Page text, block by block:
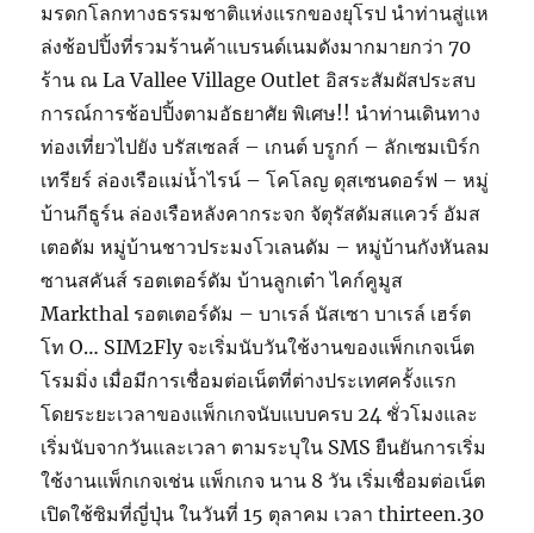
มรดกโลกทางธรรมชาติแห่งแรกของยุโรป นำท่านสู่แห
ล่งช้อปปิ้งที่รวมร้านค้าแบรนด์เนมดังมากมายกว่า 70
ร้าน ณ La Vallee Village Outlet อิสระสัมผัสประสบ
การณ์การช้อปปิ้งตามอัธยาศัย พิเศษ!! นำท่านเดินทาง
ท่องเที่ยวไปยัง บรัสเซลส์ – เกนต์ บรูกก์ – ลักเซมเบิร์ก
เทรียร์ ล่องเรือแม่น้ำไรน์ – โคโลญ ดุสเซนดอร์ฟ – หมู่
บ้านกีธูร์น ล่องเรือหลังคากระจก จัตุรัสดัมสแควร์ อัมส
เตอดัม หมู่บ้านชาวประมงโวเลนดัม – หมู่บ้านกังหันลม
ซานสคันส์ รอตเตอร์ดัม บ้านลูกเต๋า ไคก์คูมูส
Markthal รอตเตอร์ดัม – บาเรล์ นัสเซา บาเรล์ เฮร์ต
โท O… SIM2Fly จะเริ่มนับวันใช้งานของแพ็กเกจเน็ต
โรมมิ่ง เมื่อมีการเชื่อมต่อเน็ตที่ต่างประเทศครั้งแรก
โดยระยะเวลาของแพ็กเกจนับแบบครบ 24 ชั่วโมงและ
เริ่มนับจากวันและเวลา ตามระบุใน SMS ยืนยันการเริ่ม
ใช้งานแพ็กเกจเช่น แพ็กเกจ นาน 8 วัน เริ่มเชื่อมต่อเน็ต
เปิดใช้ซิมที่ญี่ปุ่น ในวันที่ 15 ตุลาคม เวลา thirteen.30